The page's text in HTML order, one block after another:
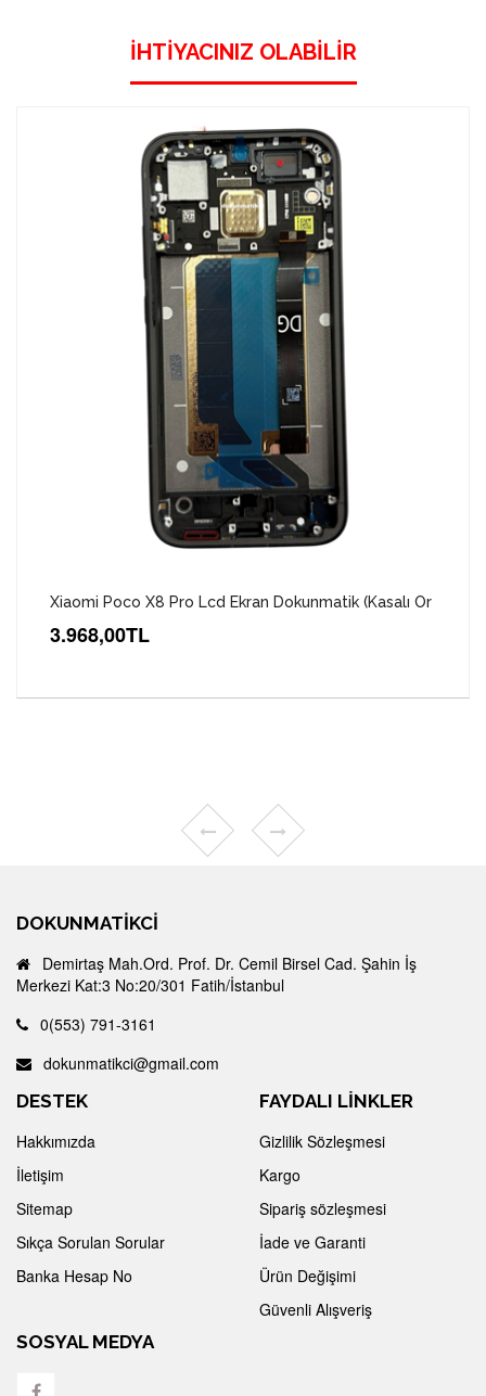
İHTIYACINIZ OLABILIR
Xiaomi Poco X8 Pro Lcd Ekran Dokunmatik (Kasalı Or
3.968,00TL
DOKUNMATIKCI
Demirtaş Mah.Ord. Prof. Dr. Cemil Birsel Cad. Şahin İş
Merkezi Kat:3 No:20/301 Fatih/İstanbul
0(553) 791-3161
dokunmatikci@gmail.com
DESTEK
Hakkımızda
İletişim
Sitemap
Sıkça Sorulan Sorular
Banka Hesap No
FAYDALI LİNKLER
Gizlilik Sözleşmesi
Kargo
Sipariş sözleşmesi
İade ve Garanti
Ürün Değişimi
Güvenli Alışveriş
SOSYAL MEDYA